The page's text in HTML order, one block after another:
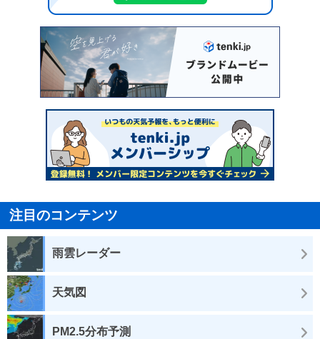
注目のコンテンツ
雨雲レーダー
天気図
PM2.5分布予測